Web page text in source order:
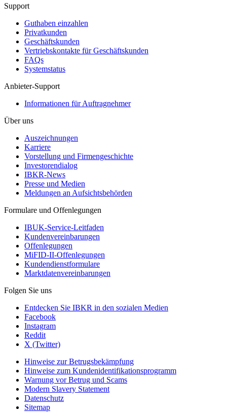
Support
Guthaben einzahlen
Privatkunden
Geschäftskunden
Vertriebskontakte für Geschäftskunden
FAQs
Systemstatus
Anbieter-Support
Informationen für Auftragnehmer
Über uns
Auszeichnungen
Karriere
Vorstellung und Firmengeschichte
Investorendialog
IBKR-News
Presse und Medien
Meldungen an Aufsichtsbehörden
Formulare und Offenlegungen
IBUK-Service-Leitfaden
Kundenvereinbarungen
Offenlegungen
MiFID-II-Offenlegungen
Kundendienstformulare
Marktdatenvereinbarungen
Folgen Sie uns
Entdecken Sie IBKR in den sozialen Medien
Facebook
Instagram
Reddit
X (Twitter)
Hinweise zur Betrugsbekämpfung
Hinweise zum Kundenidentifikationsprogramm
Warnung vor Betrug und Scams
Modern Slavery Statement
Datenschutz
Sitemap